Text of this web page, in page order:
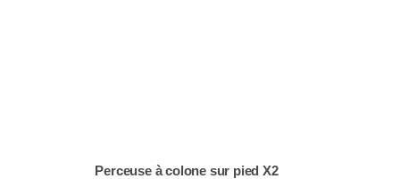
Perceuse à colone sur pied X2